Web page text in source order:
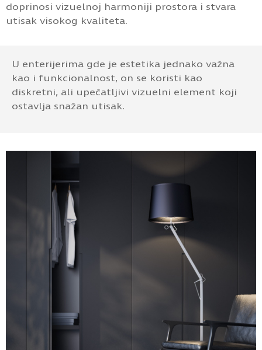
doprinosi vizuelnoj harmoniji prostora i stvara
utisak visokog kvaliteta.
U enterijerima gde je estetika jednako važna
kao i funkcionalnost, on se koristi kao
diskretni, ali upečatljivi vizuelni element koji
ostavlja snažan utisak.